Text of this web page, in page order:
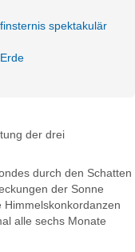
spektakulär
der drei
durch den Schatten
der Sonne
alle sechs Monate